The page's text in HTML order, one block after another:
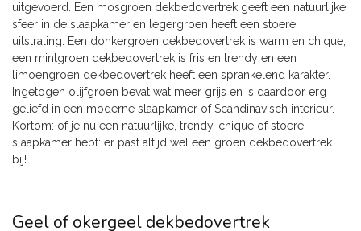
uitgevoerd. Een mosgroen dekbedovertrek geeft een natuurlijke
sfeer in de slaapkamer en legergroen heeft een stoere
uitstraling. Een donkergroen dekbedovertrek is warm en chique,
een mintgroen dekbedovertrek is fris en trendy en een
limoengroen dekbedovertrek heeft een sprankelend karakter.
Ingetogen olijfgroen bevat wat meer grijs en is daardoor erg
geliefd in een moderne slaapkamer of Scandinavisch interieur.
Kortom: of je nu een natuurlijke, trendy, chique of stoere
slaapkamer hebt: er past altijd wel een groen dekbedovertrek
bij!
Geel of okergeel dekbedovertrek